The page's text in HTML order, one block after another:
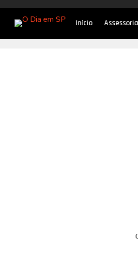
Início Assessoria